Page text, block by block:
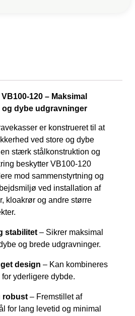
120 – Maksimal
dybe udgravninger
er konstrueret til at
ved store og dybe
stærk stålkonstruktion og
beskytter VB100-120
mod sammenstyrtning og
ved installation af
kloakrør og andre større
stabilitet – Sikrer maksimal
og brede udgravninger.
design – Kan kombineres
yderligere dybde.
robust – Fremstillet af
for lang levetid og minimal